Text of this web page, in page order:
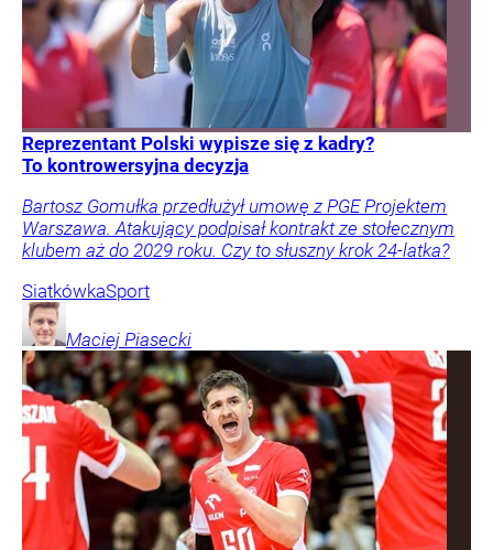
Reprezentant Polski wypisze się z kadry?
To kontrowersyjna decyzja
Bartosz Gomułka przedłużył umowę z PGE Projektem
Warszawa. Atakujący podpisał kontrakt ze stołecznym
klubem aż do 2029 roku. Czy to słuszny krok 24-latka?
SiatkówkaSport
Maciej Piasecki